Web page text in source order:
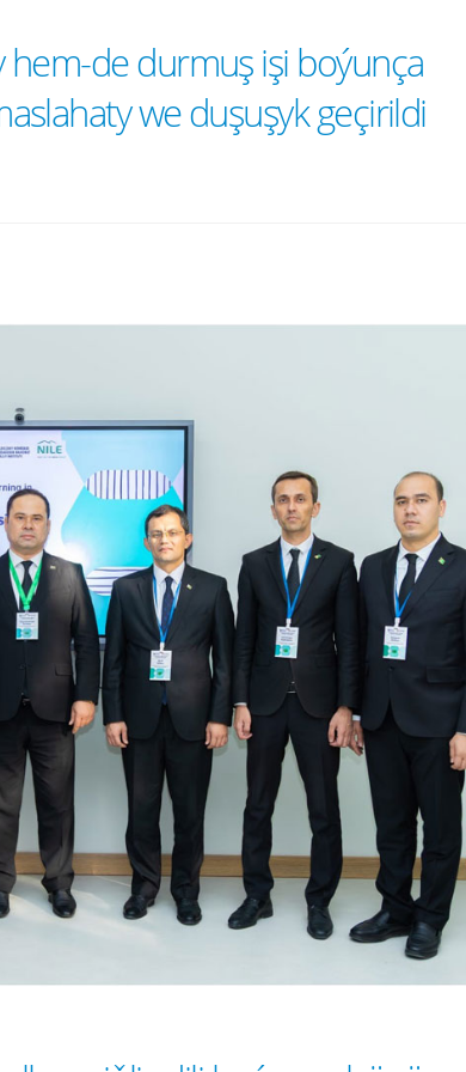
de durmuş işi boýunça
we duşuşyk geçirildi